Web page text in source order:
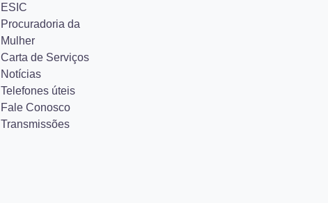
ESIC
Procuradoria da
Mulher
Carta de Serviços
Notícias
Telefones úteis
Fale Conosco
Transmissões